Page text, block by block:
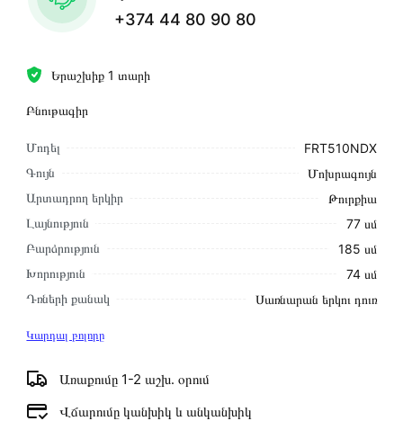
Երաշխիք 1 տարի
Բնութագիր
Մոդել
FRT510NDX
Գույն
Մոխրագույն
Արտադրող երկիր
Թուրքիա
Լայնություն
77 սմ
Բարձրություն
185 սմ
Խորություն
74 սմ
Դռների քանակ
Սառնարան երկու դուռ
Կարդալ բոլորը
Առաքումը 1-2 աշխ․ օրում
Վճարումը կանխիկ և անկանխիկ
+374 44 80 90 80